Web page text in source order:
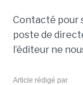
Contacté pour
poste de
l’éditeur ne
Article rédigé par